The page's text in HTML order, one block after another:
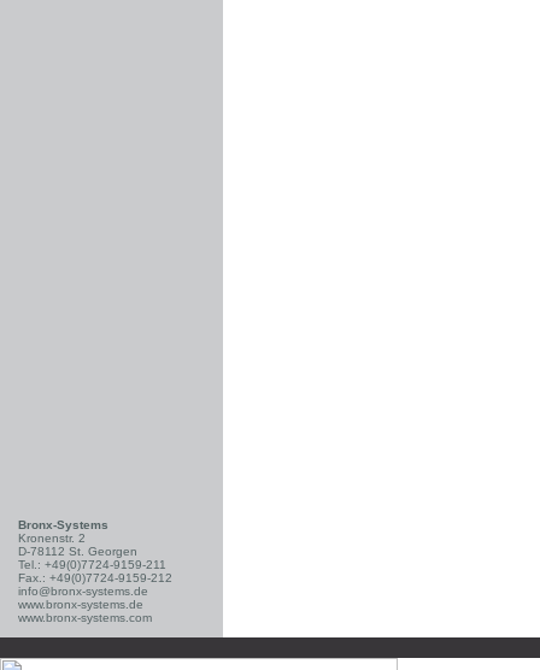
Bronx-Systems
Kronenstr. 2
D-78112 St. Georgen
Tel.: +49(0)7724-9159-211
Fax.: +49(0)7724-9159-212
info@bronx-systems.de
www.bronx-systems.de
www.bronx-systems.com